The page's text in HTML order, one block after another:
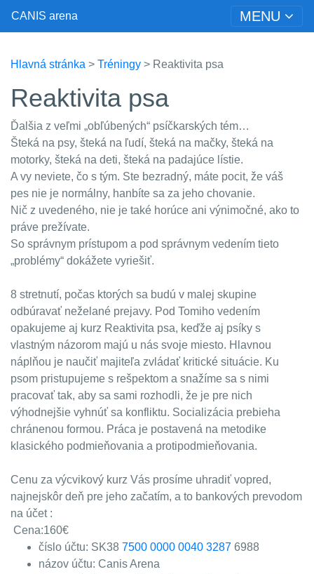
CANIS arena MENU
Hlavná stránka > Tréningy > Reaktivita psa
Reaktivita psa
Ďalšia z veľmi „obľúbených“ psíčkarských tém…
Šteká na psy, šteká na ľudí, šteká na mačky, šteká na
motorky, šteká na deti, šteká na padajúce lístie.
A vy neviete, čo s tým. Ste bezradný, máte pocit, že váš
pes nie je normálny, hanbíte sa za jeho chovanie.
Nič z uvedeného, nie je také horúce ani výnimočné, ako to
práve prežívate.
So správnym prístupom a pod správnym vedením tieto
„problémy“ dokážete vyriešiť.
8 stretnutí, počas ktorých sa budú v malej skupine
odbúravať neželané prejavy. Pod Tomiho vedením
opakujeme aj kurz Reaktivita psa, keďže aj psíky s
vlastným názorom majú u nás svoje miesto. Hlavnou
náplňou je naučiť majiteľa zvládať kritické situácie. Ku
psom pristupujeme s rešpektom a snažíme sa s nimi
pracovať tak, aby sa sami rozhodli, že je pre nich
výhodnejšie vyhnúť sa konfliktu. Socializácia prebieha
chránenou formou. Práca je postavená na metodike
klasického podmieňovania a protipodmieňovania.
Cenu za výcvikový kurz Vás prosíme uhradiť vopred,
najnejskôr deň pre jeho začatím, a to bankových prevodom
na účet :
Cena:160€
číslo účtu: SK38 7500 0000 0040 3287 6988
názov účtu: Canis Arena